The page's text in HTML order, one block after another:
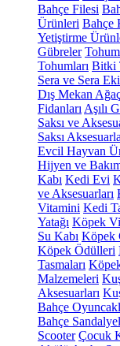
Bahçe Filesi
Ürünleri Bahçe
Yetiştirme
Gübreler
Tohumları Bitki
Sera ve Sera
Dış Mekan
Fidanları Aşılı
Saksı ve
Saksı
Evcil Hayvan
Hijyen ve
Kabı Kedi Evi
ve Aksesuarları
Vitamini Kedi
Yatağı Köpek
Su Kabı Köpek
Köpek Ödülleri
Tasmaları
Malzemeleri
Aksesuarları
Bahçe
Bahçe
Scooter Çocuk